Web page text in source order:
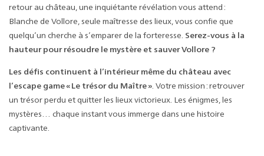
retour au château, une inquiétante révélation vous attend :
Blanche de Vollore, seule maîtresse des lieux, vous confie que
quelqu’un cherche à s’emparer de la forteresse. Serez-vous à la
hauteur pour résoudre le mystère et sauver Vollore ?
Les défis continuent à l’intérieur même du château avec
l’escape game « Le trésor du Maître ». Votre mission : retrouver
un trésor perdu et quitter les lieux victorieux. Les énigmes, les
mystères… chaque instant vous immerge dans une histoire
captivante.